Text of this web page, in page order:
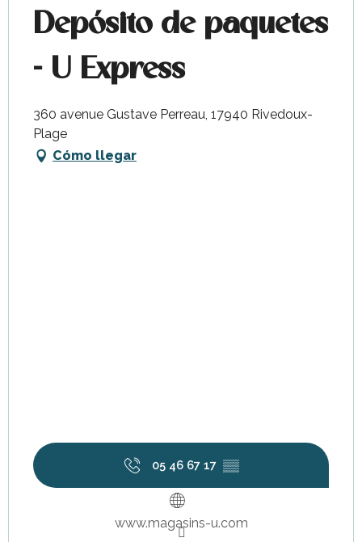
Depósito de paquetes
- U Express
360 avenue Gustave Perreau, 17940 Rivedoux-
Plage
Cómo llegar
05 46 67 17 ▒▒
www.magasins-u.com